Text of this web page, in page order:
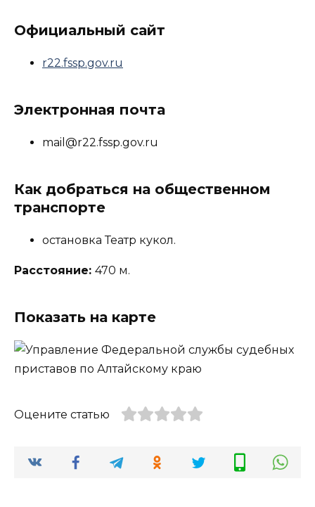
Официальный сайт
r22.fssp.gov.ru
Электронная почта
mail@r22.fssp.gov.ru
Как добраться на общественном
транспорте
остановка Театр кукол.
Расстояние: 470 м.
Показать на карте
Оцените статью